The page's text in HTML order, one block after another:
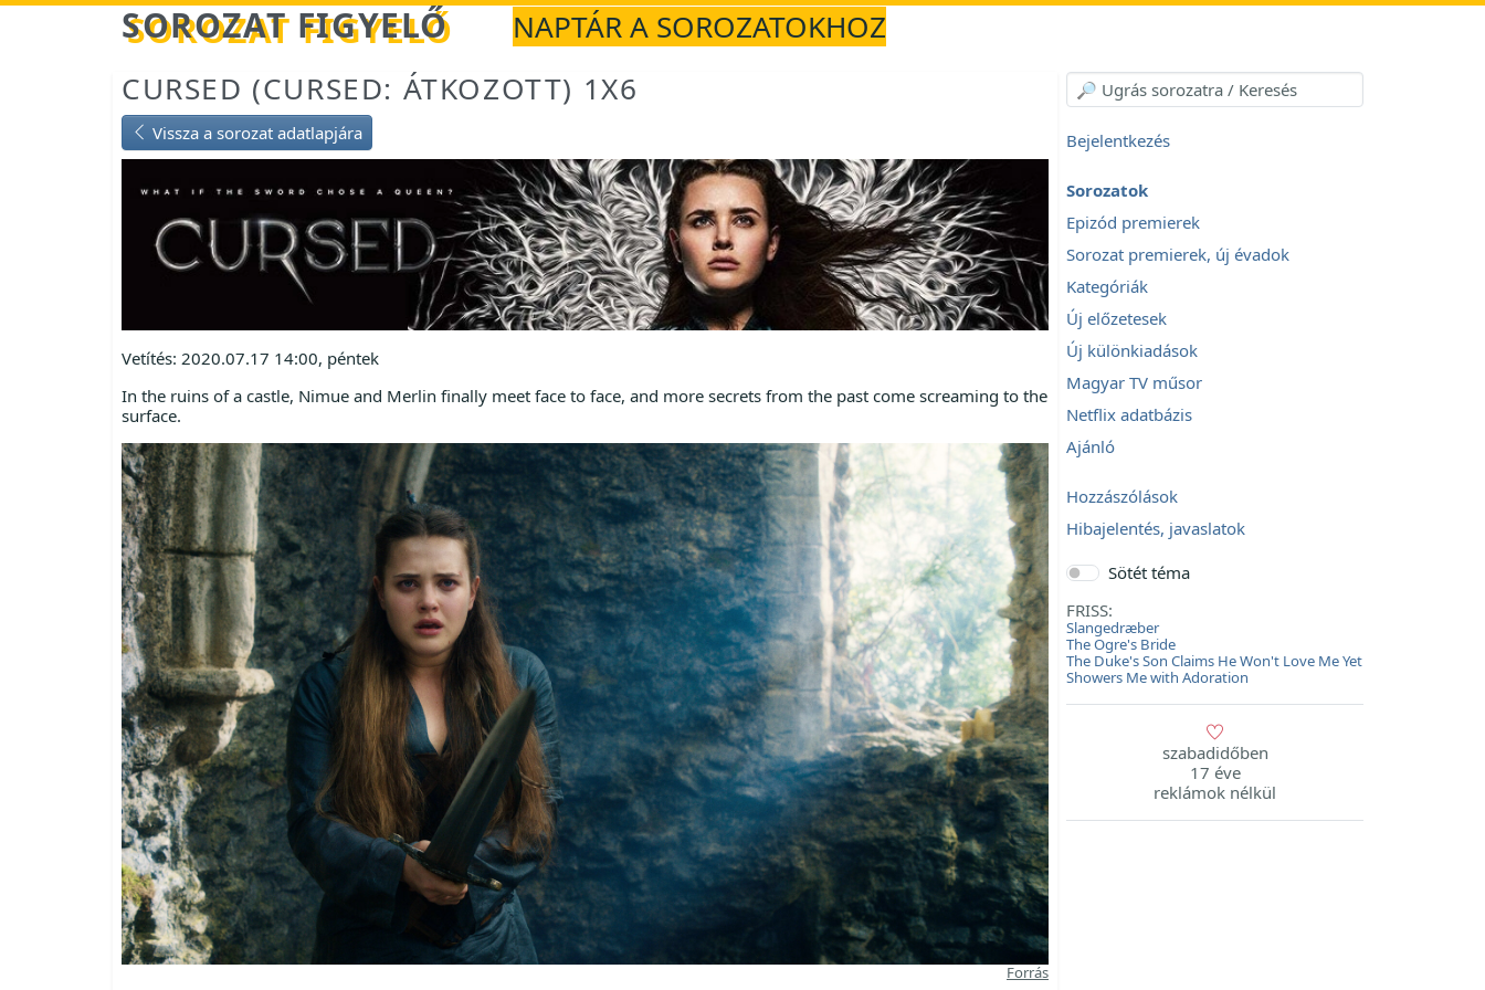
Betöltés... SOROZAT FIGYELŐ
NAPTÁR A SOROZATOKHOZ
CURSED (CURSED: ÁTKOZOTT) 1X6
Vissza a sorozat adatlapjára
Vetítés: 2020.07.17 14:00, péntek
In the ruins of a castle, Nimue and Merlin finally meet face to face, and more secrets from the past come screaming to the
surface.
Forrás
Bejelentkezés
Sorozatok
Epizód premierek
Sorozat premierek, új évadok
Kategóriák
Új előzetesek
Új különkiadások
Magyar TV műsor
Netflix adatbázis
Ajánló
Hozzászólások
Hibajelentés, javaslatok
Sötét téma
FRISS:
Slangedræber
The Ogre's Bride
The Duke's Son Claims He Won't Love Me Yet
Showers Me with Adoration
szabadidőben
17 éve
reklámok nélkül